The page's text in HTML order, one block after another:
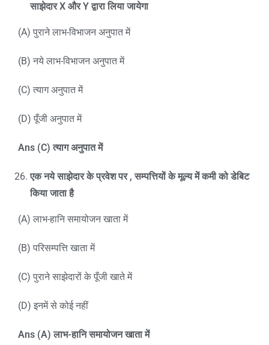
साझेदारX औरYद्वारा लिया जायेगा
(A) पुराने लाभ-विभाजन अनुपात में
(B) नये लाभ-विभाजन अनुपात में
(C) त्याग अनुपात में
(D) पूँजी अनुपात में
Ans (C)त्याग अनुपात में
एक नये साझेदार के प्रवेश पर,सम्पत्तियों के मूल्य में कमी को डेबिट
किया जाता है
(A) लाभ-हानि समायोजन खाता में
(B) परिसम्पत्ति खाता में
(C) पुराने साझेदारों के पूँजी खाते में
(D) इनमें से कोई नहीं
Ans (A)लाभ-हानि समायोजन खाता में